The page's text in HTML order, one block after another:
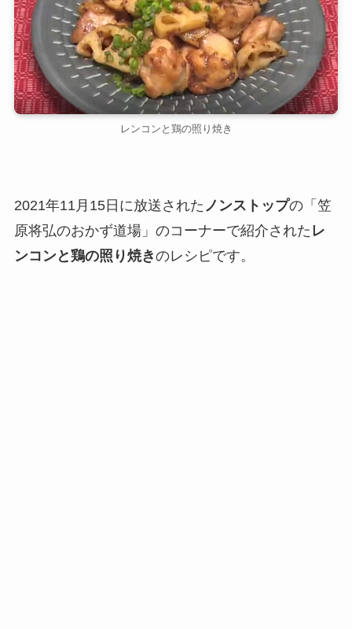
レンコンと鶏の照り焼き
2021年11月15日に放送された ノンストップの「笠
原将弘のおかず道場」のコーナーで紹介された レ
ンコンと鶏の照り焼きのレシピです。